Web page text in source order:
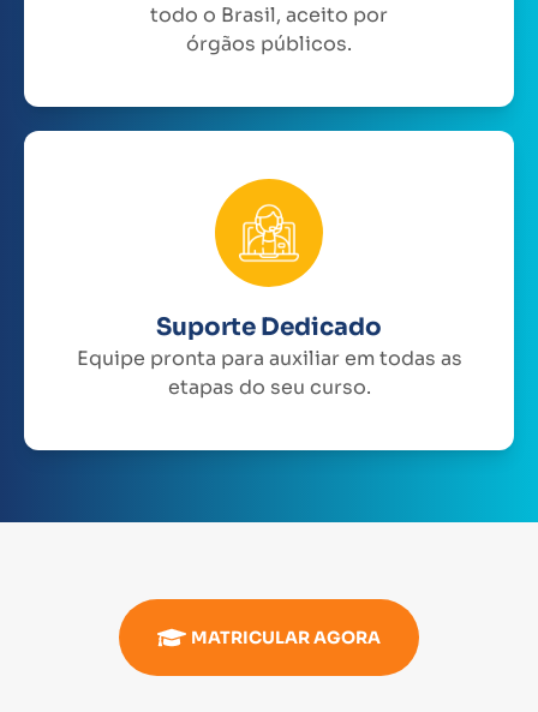
todo o Brasil, aceito por
órgãos públicos.
Suporte Dedicado
Equipe pronta para auxiliar em todas as
etapas do seu curso.
MATRICULAR AGORA